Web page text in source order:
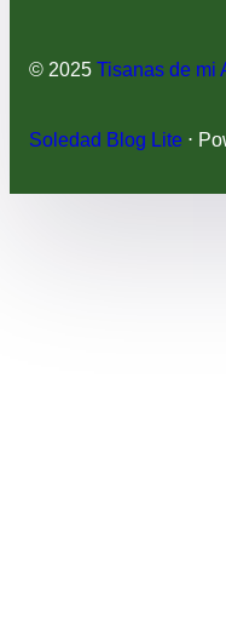
© 2025 Tisanas de mi
Soledad Blog Lite ⋅